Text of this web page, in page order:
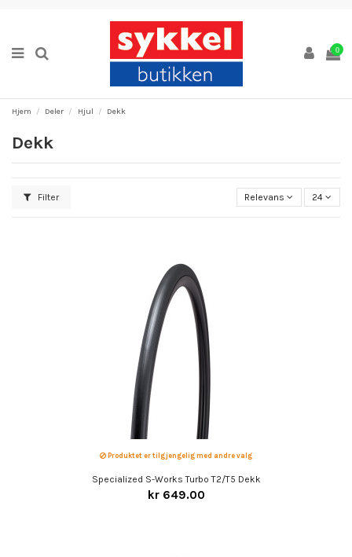
0
Hjem Deler Hjul Dekk
Dekk
Filter Relevans 24
Produktet er tilgjengelig med andre valg
Specialized S-Works Turbo T2/T5 Dekk
kr 649.00